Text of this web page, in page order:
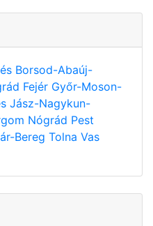
Borsod-Abaúj-
Fejér Győr-Moson-
Jász-Nagykun-
Nógrád Pest
Bereg Tolna Vas